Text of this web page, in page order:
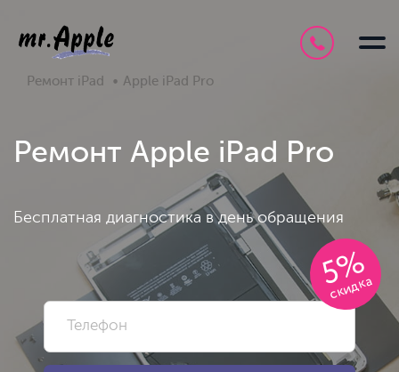
Ремонт iPad Apple iPad Pro
5%
скидка
Ремонт Apple iPad Pro
Бесплатная диагностика в день обращения